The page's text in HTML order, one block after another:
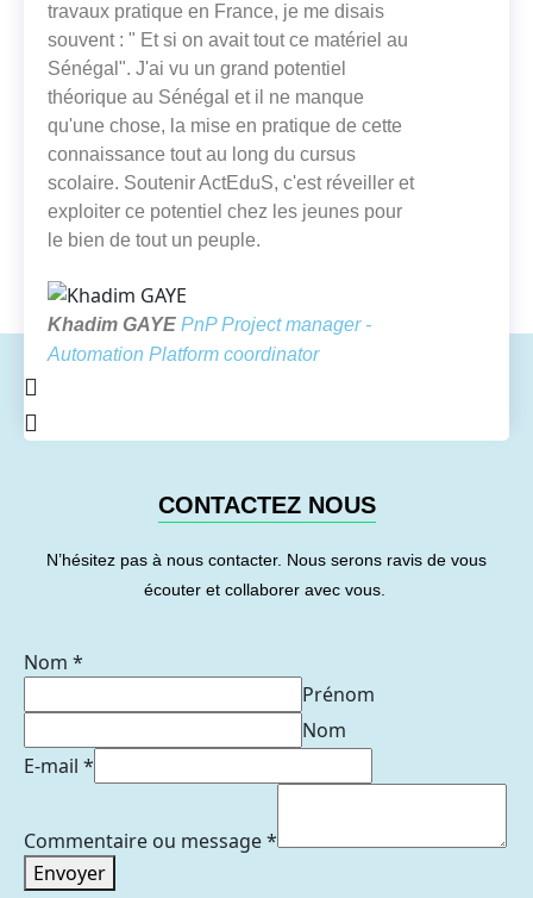
travaux pratique en France, je me disais
souvent : " Et si on avait tout ce matériel au
Sénégal". J'ai vu un grand potentiel
théorique au Sénégal et il ne manque
qu'une chose, la mise en pratique de cette
connaissance tout au long du cursus
scolaire. Soutenir ActEduS, c'est réveiller et
exploiter ce potentiel chez les jeunes pour
le bien de tout un peuple.
Khadim GAYE PnP Project manager -
Automation Platform coordinator
CONTACTEZ NOUS
N’hésitez pas à nous contacter. Nous serons ravis de vous
écouter et collaborer avec vous.
Nom *
Prénom
Nom
E-mail *
Commentaire ou message*
Envoyer